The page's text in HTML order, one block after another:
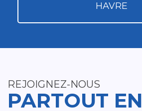
HAVRE
REJOIGNEZ-NOUS
PARTOUT EN